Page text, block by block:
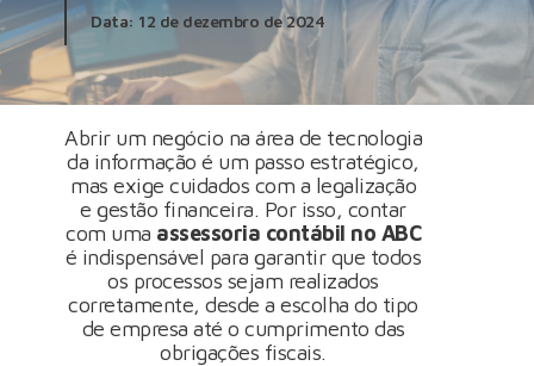
Data: 12 de dezembro de 2024
Abrir um negócio na área de tecnologia
da informação é um passo estratégico,
mas exige cuidados com a legalização
e gestão financeira. Por isso, contar
com uma assessoria contábil no ABC
é indispensável para garantir que todos
os processos sejam realizados
corretamente, desde a escolha do tipo
de empresa até o cumprimento das
obrigações fiscais.